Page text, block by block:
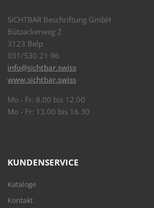
SICHTBAR Beschriftung GmbH
Bützackerweg 2
3123 Belp
031/530 21 96
info@sichtbar.swiss
www.sichtbar.swiss
Mo - Fr: 8.00 bis 12.00
Mo - Fr: 13.00 bis 16.30
KUNDENSERVICE
Kataloge
Kontakt